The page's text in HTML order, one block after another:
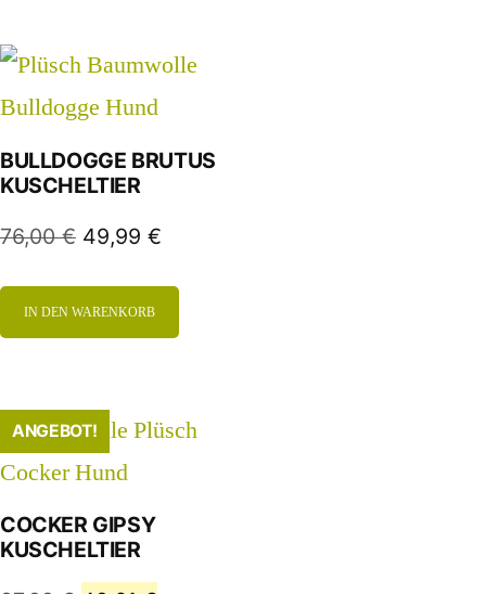
BULLDOGGE BRUTUS
KUSCHELTIER
76,00€ 49,99 €
IN DEN WARENKORB
ANGEBOT!
COCKER GIPSY
KUSCHELTIER